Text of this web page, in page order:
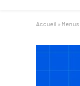
Accueil » Menus